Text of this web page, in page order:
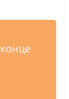
конце